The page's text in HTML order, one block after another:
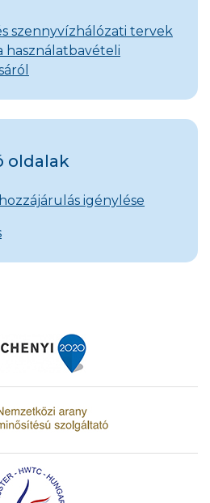
szennyvízhálózati tervek
használatbavételi
oldalak
igénylése